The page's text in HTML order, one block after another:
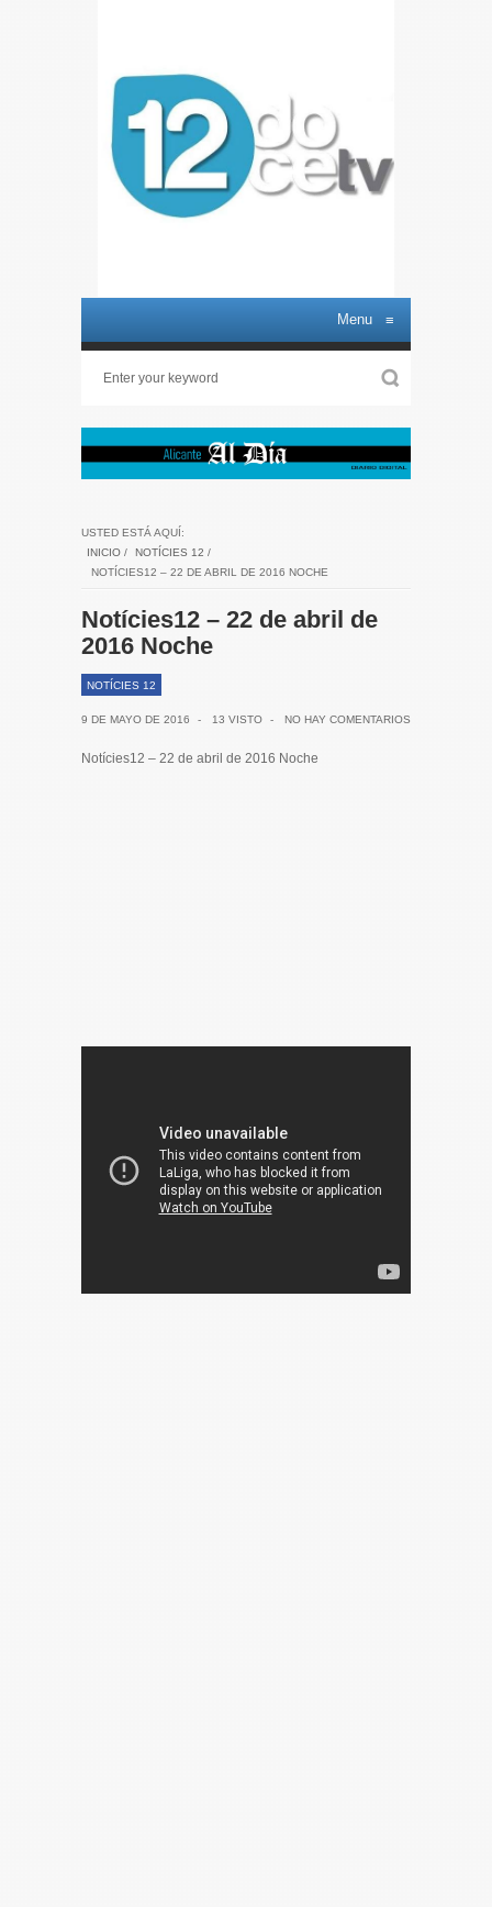
Menu ≡
USTED ESTÁ AQUÍ:
INICIO / NOTÍCIES 12 /
NOTÍCIES12 – 22 DE ABRIL DE 2016 NOCHE
Notícies12 – 22 de abril de
2016 Noche
NOTÍCIES 12
9 DE MAYO DE 2016 - 13 VISTO - NO HAY COMENTARIOS
Notícies12 – 22 de abril de 2016 Noche